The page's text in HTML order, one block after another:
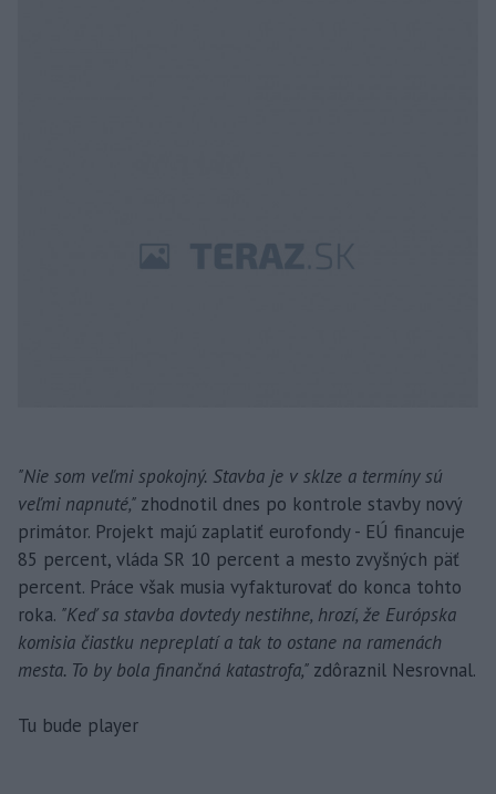
"Nie som veľmi spokojný. Stavba je v sklze a termíny sú
veľmi napnuté," zhodnotil dnes po kontrole stavby nový
primátor. Projekt majú zaplatiť eurofondy - EÚ financuje
85 percent, vláda SR 10 percent a mesto zvyšných päť
percent. Práce však musia vyfakturovať do konca tohto
roka. "Keď sa stavba dovtedy nestihne, hrozí, že Európska
komisia čiastku nepreplatí a tak to ostane na ramenách
mesta. To by bola finančná katastrofa," zdôraznil Nesrovnal.
Tu bude player